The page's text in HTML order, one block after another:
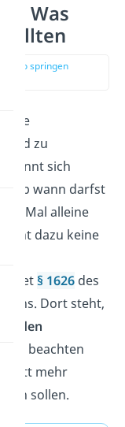
Was
sollten
Video springen
die
Kind zu
nennt sich
ab wann darfst
Mal alleine
dazu keine
§ 1626 des
Dort steht,
beachten
mehr
sollen.